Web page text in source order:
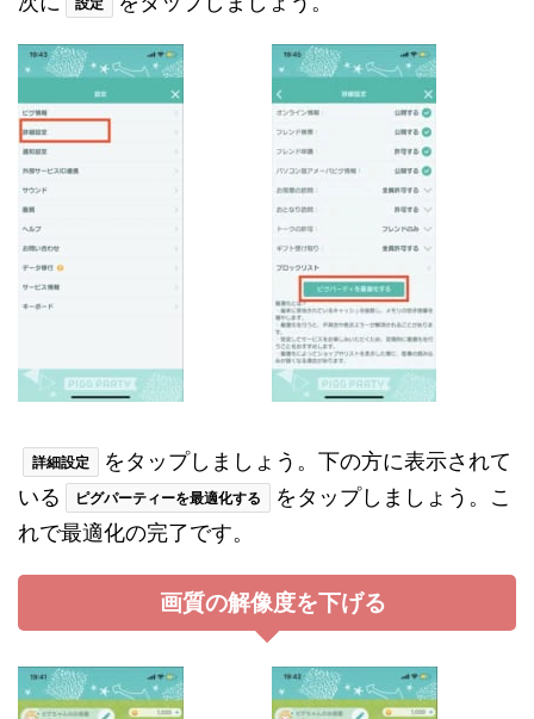
詳細設定
をタップしましょう。下の方に表示されて
いる
ピグパーティーを最適化する
をタップしましょう。こ
れで最適化の完了です。
画質の解像度を下げる